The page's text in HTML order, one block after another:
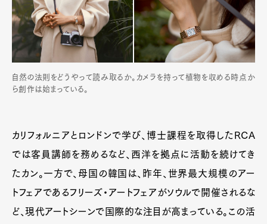
自然の法則をどうやって読み取るか。カメラを持って植物を収める時点か
ら創作は始まっている。
カリフォルニアとロンドンで学び、博士課程を取得したRCA
では客員講師を務めるなど、西洋を拠点に活動を続けてき
たカン。一方で、母国の韓国は、昨年、世界最大規模のアー
トフェアであるフリーズ・アートフェアがソウルで開催されるな
ど、現代アートシーンで国際的な注目が高まっている。この活